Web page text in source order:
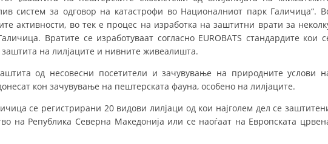
ОРГАНИЗАЦИЈА И РАЗВОЈ
СОБРАНИЕ
СТРУКТУРА И ОРГАНИЗАЦИОНА ПОСТАВЕНОСТ
систем за одговор на катастрофи во Националниот парк Галичица“.
активности, во тек е процес на изработка на заштитни врати за
Вратите се изработуваат согласно EUROBATS стандардите кои
заштита на лилјаците и нивните живеалишта.
од несовесни посетители и зачувување на природните услови
кон зачувување на пештерската фауна, особено на лилјаците.
се регистрирани 20 видови лилјаци од кои најголем дел се
на Република Северна Македонија или се наоѓаат на Европската